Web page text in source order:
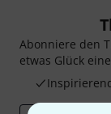
Abonniere den
etwas Glück